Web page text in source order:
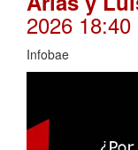
2026 18:40
Infobae